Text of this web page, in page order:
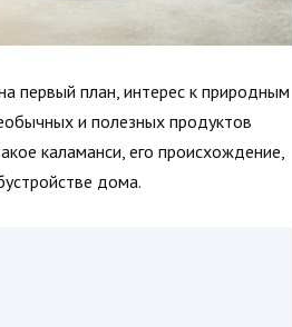
первый план, интерес к природным
и полезных продуктов
каламанси, его происхождение,
дома.